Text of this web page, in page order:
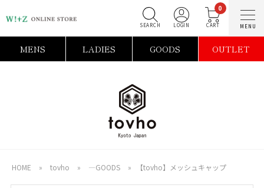
0
MENS LADIES GOODS OUTLET
HOME » tovho » ―GOODS » 【tovho】メッシュキャップ